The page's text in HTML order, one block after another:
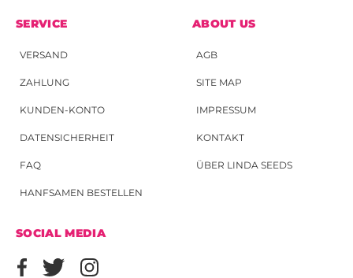
SERVICE
VERSAND
ZAHLUNG
KUNDEN-KONTO
DATENSICHERHEIT
FAQ
HANFSAMEN BESTELLEN
ABOUT US
AGB
SITE MAP
IMPRESSUM
KONTAKT
ÜBER LINDA SEEDS
SOCIAL MEDIA